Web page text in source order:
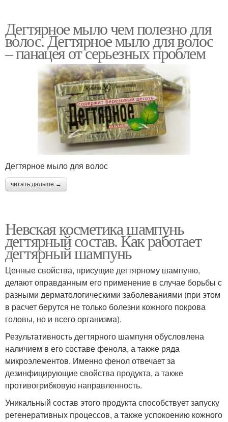
Дегтярное мыло чем полезно для
волос. Дегтярное мыло для волос
– панацея от серьезных проблем
Дегтярное мыло для волос
читать дальше →
Невская косметика шампунь
дегтярный состав. Как работает
дегтярный шампунь
Ценные свойства, присущие дегтярному шампуню,
делают оправданным его применение в случае борьбы с
разными дерматологическими заболеваниями (при этом
в расчет берутся не только болезни кожного покрова
головы, но и всего организма).
Результативность дегтярного шампуня обусловлена
наличием в его составе фенола, а также ряда
микроэлементов. Именно фенол отвечает за
дезинфицирующие свойства продукта, а также
противогрибковую направленность.
Уникальный состав этого продукта способствует запуску
регенеративных процессов, а также успокоению кожного